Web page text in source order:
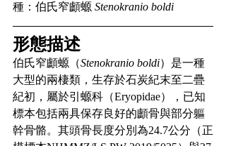
種：伯氏窄顱螈 Stenokranio boldi
形態描述
伯氏窄顱螈（Stenokranio boldi）是一種
大型的兩棲類，生存於石炭紀末至二疊
紀初，屬於引螈科（Eryopidae），已知
標本包括兩具保存良好的顱骨與部分軀
幹骨骼。其頭骨長度分別為24.7公分（正